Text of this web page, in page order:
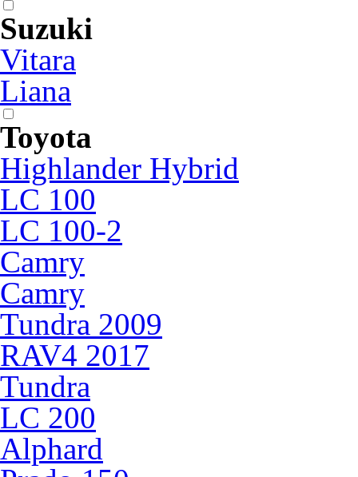
Suzuki
Vitara
Liana
Toyota
Highlander Hybrid
LC 100
LC 100-2
Camry
Camry
Tundra 2009
RAV4 2017
Tundra
LC 200
Alphard